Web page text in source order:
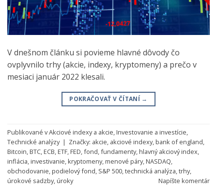
V dnešnom článku si povieme hlavné dôvody čo
ovplyvnilo trhy (akcie, indexy, kryptomeny) a prečo v
mesiaci január 2022 klesali.
POKRAČOVAŤ V ČÍTANÍ →
Publikované vAkciové indexy a akcie,Investovanie a investície,
Technické analýzy | Značky: akcie, akciové indexy,bank of england,
Bitcoin,BTC,ECB,ETF,FED,fond,fundamenty,hlavný akciový index,
inflácia,investivanie,kryptomeny,menové páry,NASDAQ,
obchodovanie,podielový fond, S&P 500,technická analýza,trhy,
úrokové sadzby,úroky Napíšte komentár